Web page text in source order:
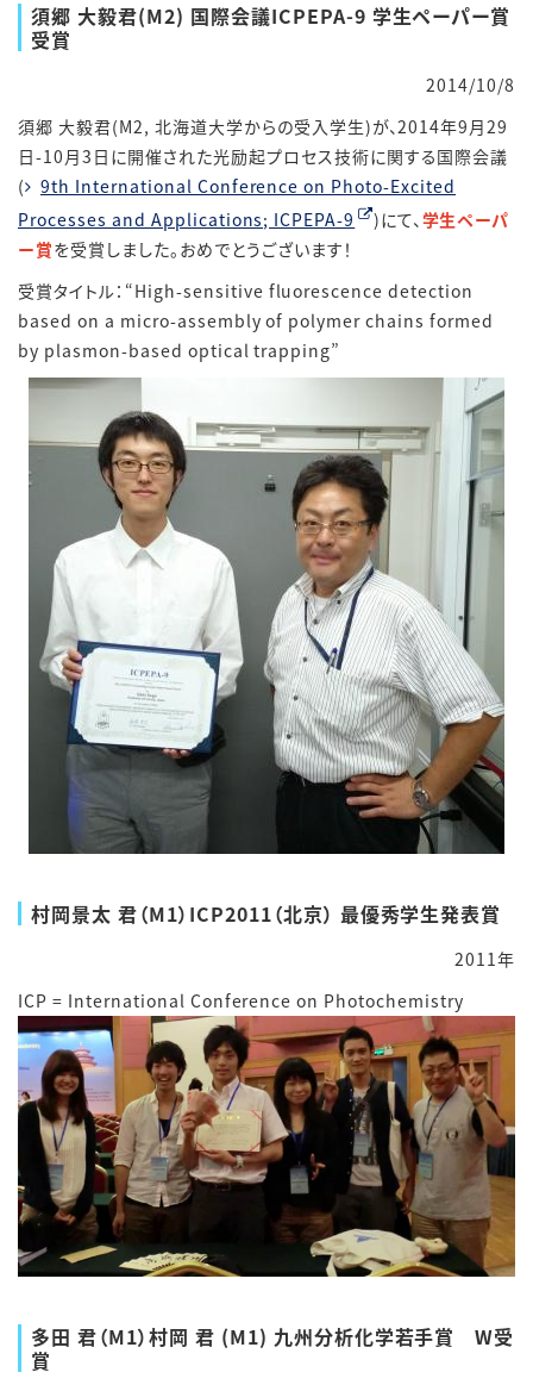
須郷 大毅君(M2) 国際会議ICPEPA-9 学生ペーパー賞
受賞
2014/10/8
須郷 大毅君(M2, 北海道大学からの受入学生)が、2014年9月29
日-10月3日に開催された光励起プロセス技術に関する国際会議
(
9th International Conference on Photo-Excited
Processes and Applications; ICPEPA-9
)にて、 学生ペーパ
ー賞を受賞しました。おめでとうございます！
受賞タイトル：“High-sensitive fluorescence detection
based on a micro-assembly of polymer chains formed
by plasmon-based optical trapping”
村岡景太 君（M1）ICP2011（北京） 最優秀学生発表賞
2011年
ICP = International Conference on Photochemistry
多田 君（M1）村岡 君 (M1) 九州分析化学若手賞 W受
賞